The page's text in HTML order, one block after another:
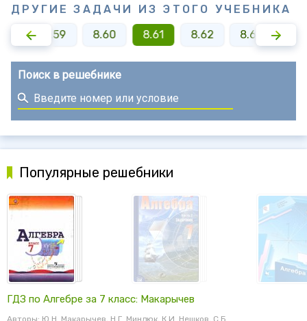
ДРУГИЕ ЗАДАЧИ ИЗ ЭТОГО УЧЕБНИКА
8.59 8.60 8.61 8.62 8.63
Поиск в решебнике
Популярные решебники
ГДЗ по Алгебре за 7 класс: Макарычев